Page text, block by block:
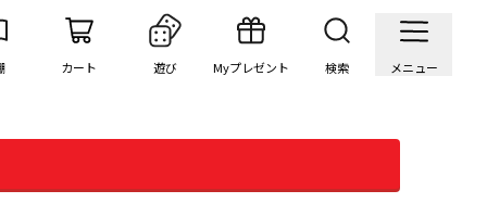
カート 遊び Myプレゼント 検索 メニュー